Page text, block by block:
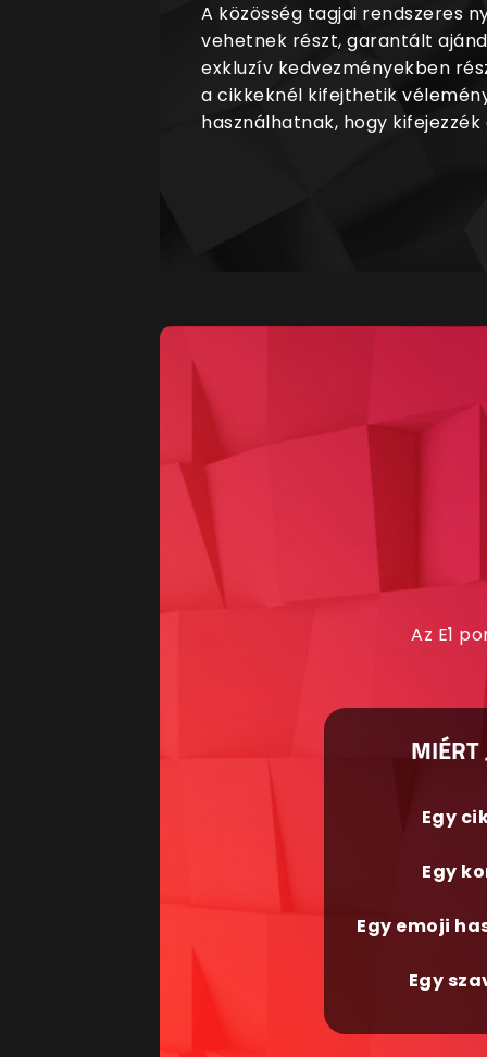
A közösség tagjai rendszeres
vehetnek részt, garantált
exkluzív kedvezményekben
a cikkeknél kifejthetik
használhatnak, hogy
Az E1
MIÉRT
Egy
Egy
Egy emoji
Egy